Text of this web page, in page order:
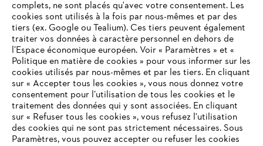
L'Entreprise
STIHL FAQ
Contact
VOTRE NAVIGATEUR INTERNET
N'EST PLUS PRIS EN CHARGE
complets, ne sont placés qu'avec votre consentement. Les
cookies sont utilisés à la fois par nous-mêmes et par des
tiers (ex. Google ou Tealium). Ces tiers peuvent également
traiter vos données à caractère personnel en dehors de
l’Espace économique européen. Voir « Paramètres » et «
Politique en matière de cookies » pour vous informer sur les
cookies utilisés par nous-mêmes et par les tiers. En cliquant
sur « Accepter tous les cookies », vous nous donnez votre
consentement pour l’utilisation de tous les cookies et le
traitement des données qui y sont associées. En cliquant
sur « Refuser tous les cookies », vous refusez l'utilisation
des cookies qui ne sont pas strictement nécessaires. Sous
Paramètres, vous pouvez accepter ou refuser les cookies